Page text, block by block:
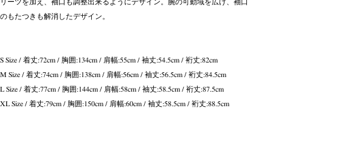
リーツを加え、袖口も調整出来るようにデザイン。腕の可動域を広げ、袖口
のもたつきも解消したデザイン。
S Size / 着丈:72cm / 胸囲:134cm / 肩幅:55cm / 袖丈:54.5cm / 裄丈:82cm
M Size / 着丈:74cm / 胸囲:138cm / 肩幅:56cm / 袖丈:56.5cm / 裄丈:84.5cm
L Size / 着丈:77cm / 胸囲:144cm / 肩幅:58cm / 袖丈:58.5cm / 裄丈:87.5cm
XL Size / 着丈:79cm / 胸囲:150cm / 肩幅:60cm / 袖丈:58.5cm / 裄丈:88.5cm